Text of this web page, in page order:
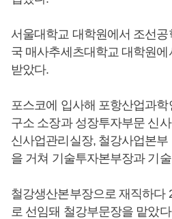
서울대학교 대학원에서 조선공
국 매사추세츠대학교 대학원
받았다.
포스코에 입사해 포항산업과
구소 소장과 성장투자부문 신
신사업관리실장, 철강사업본
을 거쳐 기술투자본부장과 기
철강생산본부장으로 재직하다
로 선임돼 철강부문장을 맡았